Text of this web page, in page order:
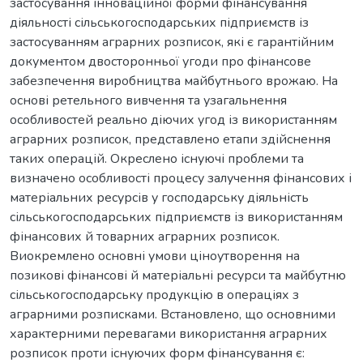
діяльності сільськогосподарських підприємств із
застосуванням аграрних розписок, які є гарантійним
документом двосторонньої угоди про фінансове
забезпечення виробництва майбутнього врожаю. На
основі ретельного вивчення та узагальнення
особливостей реально діючих угод із використанням
аграрних розписок, представлено етапи здійснення
таких операцій. Окреслено існуючі проблеми та
визначено особливості процесу залучення фінансових і
матеріальних ресурсів у господарську діяльність
сільськогосподарських підприємств із використанням
фінансових й товарних аграрних розписок.
Виокремлено основні умови ціноутворення на
позикові фінансові й матеріальні ресурси та майбутню
сільськогосподарську продукцію в операціях з
аграрними розписками. Встановлено, що основними
характерними перевагами використання аграрних
розписок проти існуючих форм фінансування є: